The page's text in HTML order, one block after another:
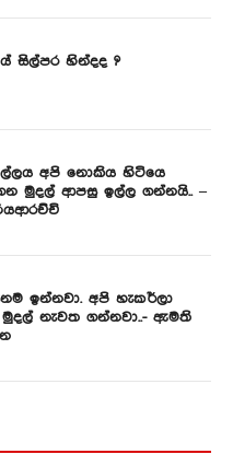
සිල්පර හින්දද ?
අපි නොකිය හිටියෙ
මුදල් ආපසු ඉල්ල ගන්නයි.. –
ඉන්නවා. අපි හැකර්ලා
නැවත ගන්නවා..- ඇමති